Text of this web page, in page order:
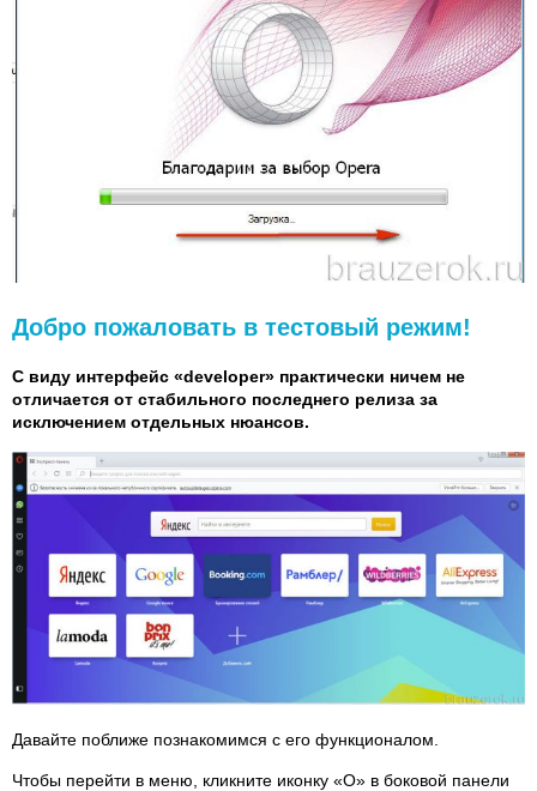
Добро пожаловать в тестовый режим!
С виду интерфейс «developer» практически ничем не
отличается от стабильного последнего релиза за
исключением отдельных нюансов.
Давайте поближе познакомимся с его функционалом.
Чтобы перейти в меню, кликните иконку «O» в боковой панели